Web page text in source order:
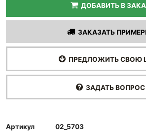
ДОБАВИТЬ В
ЗАКАЗАТЬ
ПРЕДЛОЖИТЬ СВОЮ
ЗАДАТЬ ВОПРОС
Артикул 02_5703